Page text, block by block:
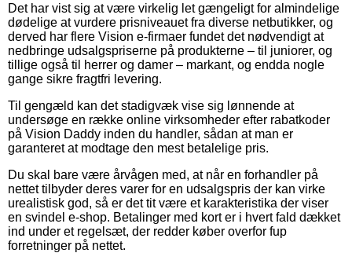
Det har vist sig at være virkelig let gængeligt for almindelige
dødelige at vurdere prisniveauet fra diverse netbutikker, og
derved har flere Vision e-firmaer fundet det nødvendigt at
nedbringe udsalgspriserne på produkterne – til juniorer, og
tillige også til herrer og damer – markant, og endda nogle
gange sikre fragtfri levering.
Til gengæld kan det stadigvæk vise sig lønnende at
undersøge en række online virksomheder efter rabatkoder
på Vision Daddy inden du handler, sådan at man er
garanteret at modtage den mest betalelige pris.
Du skal bare være årvågen med, at når en forhandler på
nettet tilbyder deres varer for en udsalgspris der kan virke
urealistisk god, så er det tit være et karakteristika der viser
en svindel e-shop. Betalinger med kort er i hvert fald dækket
ind under et regelsæt, der redder køber overfor fup
forretninger på nettet.